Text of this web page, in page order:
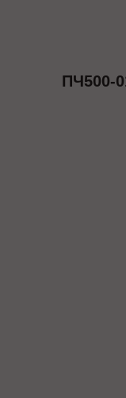
ПЧ500-